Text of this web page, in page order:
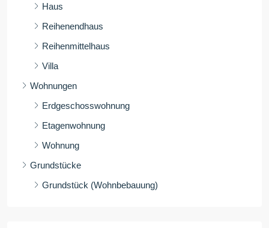
Haus
Reihenendhaus
Reihenmittelhaus
Villa
Wohnungen
Erdgeschosswohnung
Etagenwohnung
Wohnung
Grundstücke
Grundstück (Wohnbebauung)